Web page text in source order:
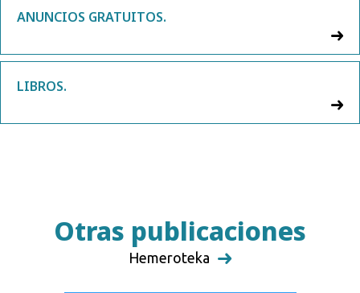
ANUNCIOS GRATUITOS.
LIBROS.
Otras publicaciones
Hemeroteka